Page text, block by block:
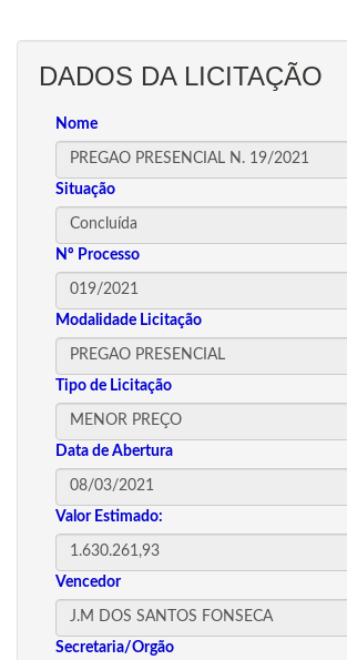
DADOS DA LICITAÇÃO
Nome
Situação
Nº Processo
Modalidade Licitação
Tipo de Licitação
Data de Abertura
Valor Estimado:
Vencedor
Secretaria/Orgão